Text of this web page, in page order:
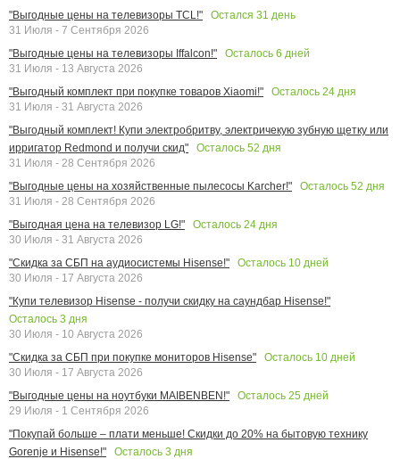
"Выгодные цены на телевизоры TCL!"
Остался 31 день
31 Июля - 7 Сентября 2026
"Выгодные цены на телевизоры Iffalcon!"
Осталось 6 дней
31 Июля - 13 Августа 2026
"Выгодный комплект при покупке товаров Xiaomi!"
Осталось 24 дня
31 Июля - 31 Августа 2026
"Выгодный комплект! Купи электробритву, электричекую зубную щетку или
ирригатор Redmond и получи скид"
Осталось 52 дня
31 Июля - 28 Сентября 2026
"Выгодные цены на хозяйственные пылесосы Karcher!"
Осталось 52 дня
31 Июля - 28 Сентября 2026
"Выгодная цена на телевизор LG!"
Осталось 24 дня
30 Июля - 31 Августа 2026
"Скидка за СБП на аудиосистемы Hisense!"
Осталось 10 дней
30 Июля - 17 Августа 2026
"Купи телевизор Hisense - получи скидку на саундбар Hisense!"
Осталось 3 дня
30 Июля - 10 Августа 2026
"Скидка за СБП при покупке мониторов Hisense"
Осталось 10 дней
30 Июля - 17 Августа 2026
"Выгодные цены на ноутбуки MAIBENBEN!"
Осталось 25 дней
29 Июля - 1 Сентября 2026
"Покупай больше – плати меньше! Скидки до 20% на бытовую технику
Gorenje и Hisense!"
Осталось 3 дня